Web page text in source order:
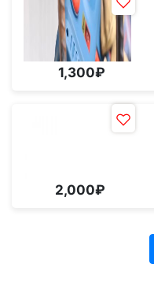
1,300₽
2,000₽